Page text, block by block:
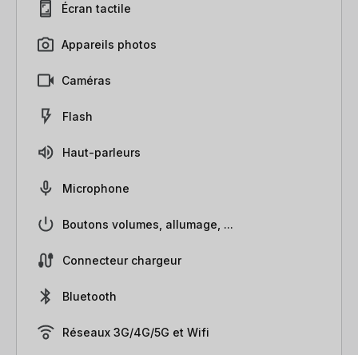
Écran tactile
Appareils photos
Caméras
Flash
Haut-parleurs
Microphone
Boutons volumes, allumage, ...
Connecteur chargeur
Bluetooth
Réseaux 3G/4G/5G et Wifi